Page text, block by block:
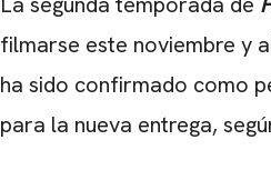
filmarse este noviembre y
ha sido confirmado como
para la nueva entrega,